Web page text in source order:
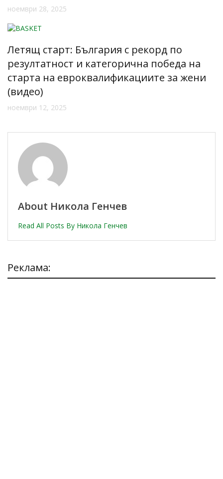
ноември 28, 2025
Летящ старт: България с рекорд по
резултатност и категорична победа на
старта на евроквалификациите за жени
(видео)
ноември 12, 2025
About Никола Генчев
Read All Posts By Никола Генчев
Реклама: